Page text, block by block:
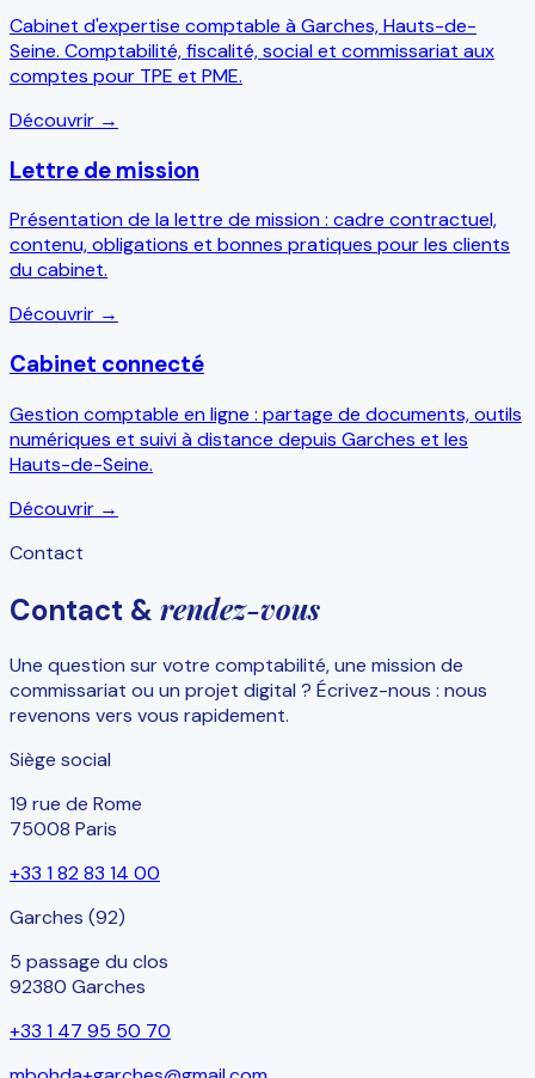
Cabinet d'expertise comptable à Garches, Hauts-de-
Seine. Comptabilité, fiscalité, social et commissariat aux
comptes pour TPE et PME.
Découvrir →
Lettre de mission
Présentation de la lettre de mission : cadre contractuel,
contenu, obligations et bonnes pratiques pour les clients
du cabinet.
Découvrir →
Cabinet connecté
Gestion comptable en ligne : partage de documents, outils
numériques et suivi à distance depuis Garches et les
Hauts-de-Seine.
Découvrir →
Contact
Contact & rendez-vous
Une question sur votre comptabilité, une mission de
commissariat ou un projet digital ? Écrivez-nous : nous
revenons vers vous rapidement.
Siège social
19 rue de Rome
75008 Paris
+33 1 82 83 14 00
Garches (92)
5 passage du clos
92380 Garches
+33 1 47 95 50 70